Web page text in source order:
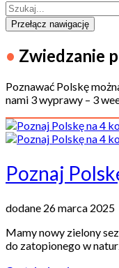
Przełącz nawigację
• Zwiedzanie
Poznawać Polskę
nami 3 wyprawy – 3
Poznaj
dodane 26 marca 2025
Mamy nowy zielony
do zatopionego w